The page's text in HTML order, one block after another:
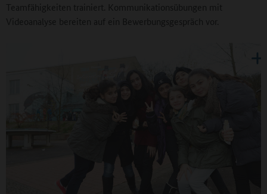
Teamfähigkeiten trainiert. Kommunikationsübungen mit
Videoanalyse bereiten auf ein Bewerbungsgespräch vor.